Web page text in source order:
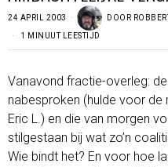
24 APRIL 2003 DOOR
1 MINUUT LEESTIJD
Vanavond fractie-overleg:
nabesproken (hulde voor
Eric L.) en die van morgen
stilgestaan bij wat zo’n
Wie bindt het? En voor hoe